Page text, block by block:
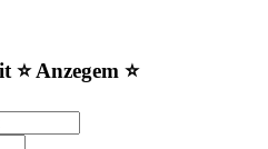
Anzegem ⭐️